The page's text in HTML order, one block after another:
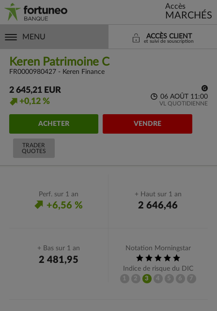
Accès
MARCHÉS
MENU ACCÈS CLIENT
et suivi de souscription
Keren Patrimoine C
FR0000980427 - Keren Finance
2 645,21 EUR
+0,12 %
06 AOÛT 11:00
VL QUOTIDIENNE
ACHETER VENDRE
TRADER
QUOTES
Perf. sur 1 an
+6,56 %
+ Haut sur 1 an
2 646,46
+ Bas sur 1 an
2 481,95
Notation Morningstar
Indice de risque du DIC
1 2 3 4 5 6 7